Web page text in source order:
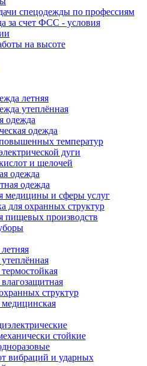
спецодежды по профессиям
за счет ФСС - условия
на высоте
летняя
утеплённая
одежда
одежда
температур
дуги
и щелочей
одежда
одежда
медицины и сферы услуг
для охранных структур
пищевых производств
структур
стойкие
вибраций и ударных